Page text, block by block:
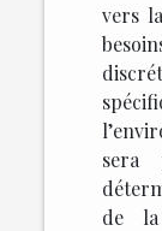
vers
sera
de